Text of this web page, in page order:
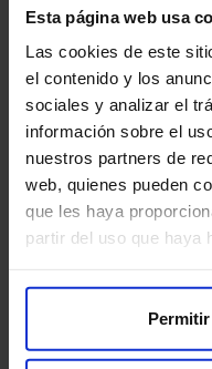
Esta página web usa
Las cookies de este
el contenido y los
sociales y analizar el
información sobre el
nuestros partners de
web, quienes pueden
que les haya
partir del uso que haya
​​​​​C/ Santiago León
15701 Santiago
Consulta nuestras